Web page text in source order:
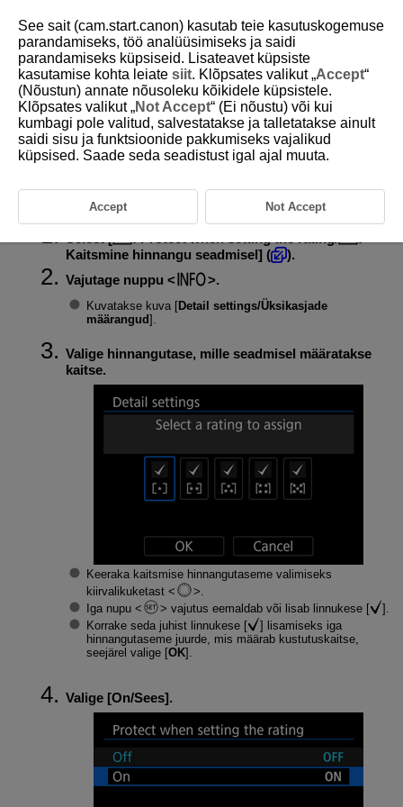
D388-156
Piltide kaitsmine hinnangu
seadmisel
kaitsta.
Kaitsmine hinnangu seadmisel] (
).
Vajutage nuppu
.
Kuvatakse kuva [Detail settings/Üksikasjade
määrangud].
Valige hinnangutase, mille seadmisel määratakse
kaitse.
Keeraka kaitsmise hinnangutaseme valimiseks
kiirvalikuketast
Iga nupu
vajutus eemaldab või lisab linnukese [
].
Korrake seda juhist linnukese [
] lisamiseks iga
hinnangutaseme juurde, mis määrab kustutuskaitse,
seejärel valige [OK].
Valige [On/Sees].
See sait (cam.start.canon) kasutab teie kasutuskogemuse
parandamiseks, töö analüüsimiseks ja saidi
parandamiseks küpsiseid. Lisateavet küpsiste
kasutamise kohta leiate siit. Klõpsates valikut „Accept“
(Nõustun) annate nõusoleku kõikidele küpsistele.
Klõpsates valikut „Not Accept“ (Ei nõustu) või kui
kumbagi pole valitud, salvestatakse ja talletatakse ainult
saidi sisu ja funktsioonide pakkumiseks vajalikud
küpsised. Saade seda seadistust igal ajal muuta.
Accept Not Accept